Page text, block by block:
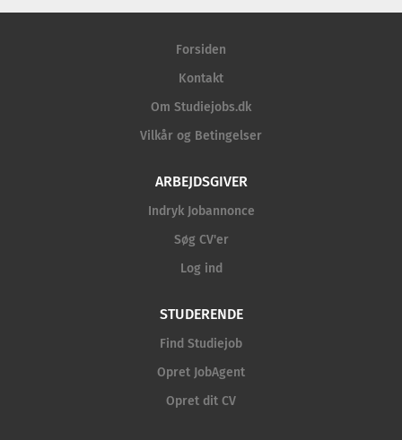
Forsiden
Kontakt
Om Studiejobs.dk
Vilkår og Betingelser
ARBEJDSGIVER
Indryk Jobannonce
Søg CV'er
Log ind
STUDERENDE
Find Studiejob
Opret JobAgent
Opret dit CV